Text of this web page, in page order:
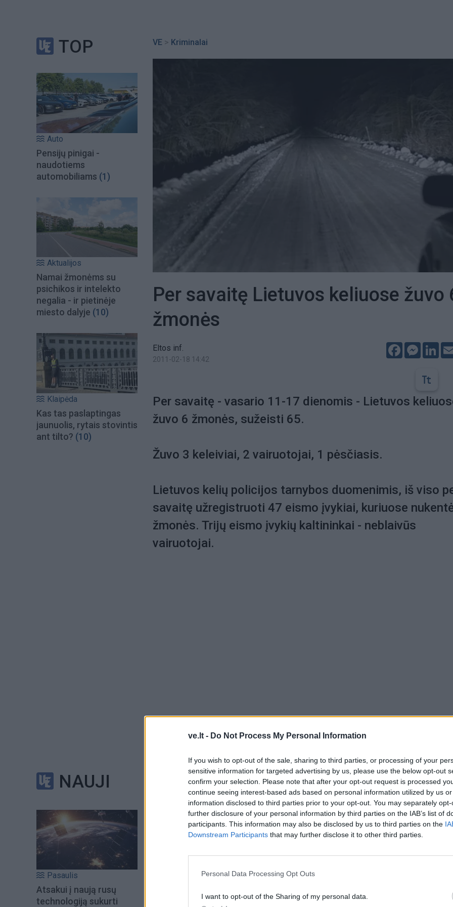
ve.lt - Do Not Process My Personal Information
If you wish to opt-out of the sale, sharing to third parties, or processing of your
sensitive information for targeted advertising by us, please use the below opt-out
confirm your selection. Please note that after your opt-out request is processed
continue seeing interest-based ads based on personal information utilized by us
information disclosed to third parties prior to your opt-out. You may separately
further disclosure of your personal information by third parties on the IAB’s list of
participants. This information may also be disclosed by us to third parties on the
Downstream Participants that may further disclose it to other third parties.
Personal Data Processing Opt Outs
I want to opt-out of the Sharing of my personal data.
TOP
Auto
Pensijų pinigai -
naudotiems
automobiliams (1)
Aktualijos
Namai žmonėms su
psichikos ir intelekto
negalia - ir pietinėje
miesto dalyje (10)
Klaipėda
Kas tas paslaptingas
jaunuolis, rytais stovintis
ant tilto? (10)
NAUJI
Pasaulis
Atsakui į naują rusų
technologiją sukurti
VE > Kriminalai
Per savaitę Lietuvos keliuose žuvo
žmonės
Eltos inf.
2011-02-18 14:42
Facebook
Per savaitę - vasario 11-17 dienomis - Lietuvos
žuvo 6 žmonės, sužeisti 65.
Žuvo 3 keleiviai, 2 vairuotojai, 1 pėsčiasis.
Lietuvos kelių policijos tarnybos duomenimis, iš viso
savaitę užregistruoti 47 eismo įvykiai, kuriuose
žmonės. Trijų eismo įvykių kaltininkai - neblaivūs
vairuotojai.
Į Klaipėdą iš emigracijos grįžusi Karina
Jūros šventę anksčiau puošęs